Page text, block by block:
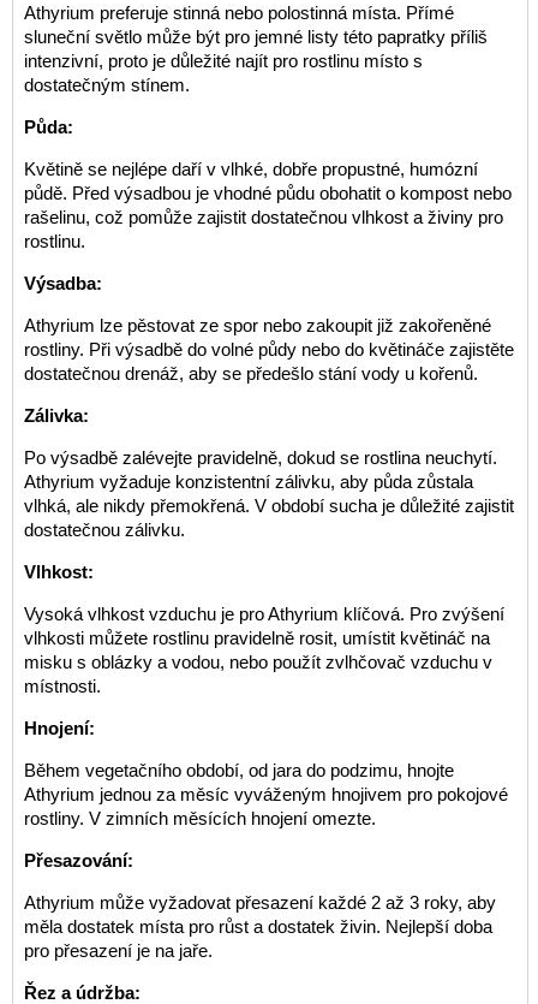
Athyrium preferuje stinná nebo polostinná místa. Přímé
sluneční světlo může být pro jemné listy této papratky příliš
intenzivní, proto je důležité najít pro rostlinu místo s
dostatečným stínem.
Půda:
Květině se nejlépe daří v vlhké, dobře propustné, humózní
půdě. Před výsadbou je vhodné půdu obohatit o kompost nebo
rašelinu, což pomůže zajistit dostatečnou vlhkost a živiny pro
rostlinu.
Výsadba:
Athyrium lze pěstovat ze spor nebo zakoupit již zakořeněné
rostliny. Při výsadbě do volné půdy nebo do květináče zajistěte
dostatečnou drenáž, aby se předešlo stání vody u kořenů.
Zálivka:
Po výsadbě zalévejte pravidelně, dokud se rostlina neuchytí.
Athyrium vyžaduje konzistentní zálivku, aby půda zůstala
vlhká, ale nikdy přemokřená. V období sucha je důležité zajistit
dostatečnou zálivku.
Vlhkost:
Vysoká vlhkost vzduchu je pro Athyrium klíčová. Pro zvýšení
vlhkosti můžete rostlinu pravidelně rosit, umístit květináč na
misku s oblázky a vodou, nebo použít zvlhčovač vzduchu v
místnosti.
Hnojení:
Během vegetačního období, od jara do podzimu, hnojte
Athyrium jednou za měsíc vyváženým hnojivem pro pokojové
rostliny. V zimních měsících hnojení omezte.
Přesazování:
Athyrium může vyžadovat přesazení každé 2 až 3 roky, aby
měla dostatek místa pro růst a dostatek živin. Nejlepší doba
pro přesazení je na jaře.
Řez a údržba: